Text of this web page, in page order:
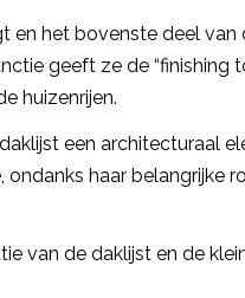
en het bovenste deel
geeft ze de “finishing
huizenrijen.
een architecturaal
haar belangrijke
van de daklijst en de